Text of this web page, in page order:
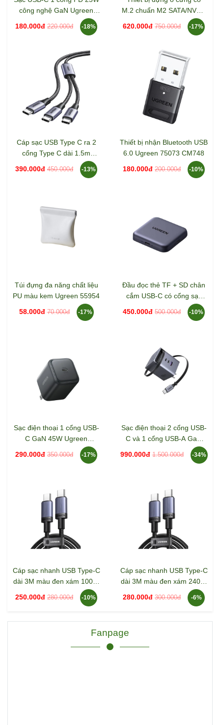
công nghệ GaN Ugreen
180.000đ 220.000đ -18%
M.2 chuẩn M2 SATA/NVMe
Ugreen 15813 CM767
620.000đ 750.000đ -17%
Cáp sạc USB Type C ra 2
cổng Type C dài 1.5m
100W Ugreen 35087 US561
390.000đ 450.000đ -13%
Thiết bị nhận Bluetooth USB
6.0 Ugreen 75073 CM748
180.000đ 200.000đ -10%
Túi đựng đa năng chất liệu
PU màu kem Ugreen 55954
58.000đ 70.000đ -17%
Đầu đọc thẻ TF + SD chân
cắm USB-C có cổng sạc
USB-C Ugreen 65095
450.000đ 500.000đ -10%
Sạc điện thoại 1 cổng USB-
C GaN 45W Ugreen
290.000đ 350.000đ -17%
Sạc điện thoại 2 cổng USB-
C và 1 cổng USB-A GaN
100W kèm dây rút USB-C
Ugreen 65827 X616
990.000đ 1.500.000đ -34%
Cáp sạc nhanh USB Type-C
dài 3M màu đen xám 100W
Ugreen 65834 L528
250.000đ 280.000đ -10%
Cáp sạc nhanh USB Type-C
dài 3M màu đen xám 240W
Ugreen 65909 L532
280.000đ 300.000đ -6%
Fanpage